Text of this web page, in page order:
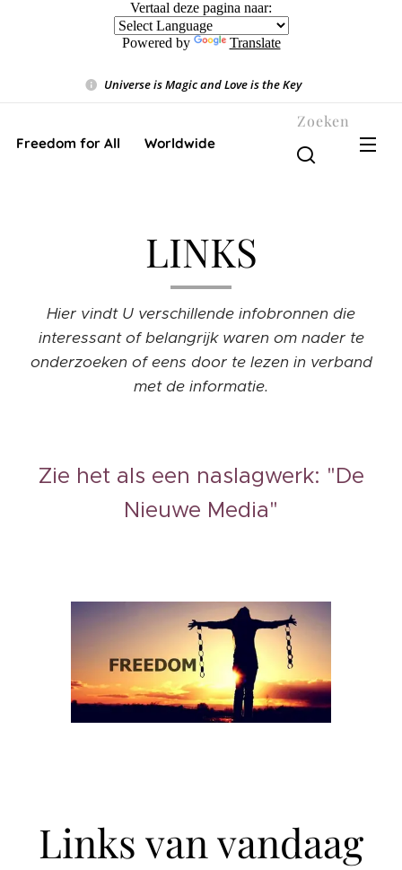
Vertaal deze pagina naar:
Powered by Translate
Universe is Magic and Love is the Key❤️
Freedom for All ❤️ Worldwide
Zoeken
LINKS
Hier vindt U verschillende infobronnen die
interessant of belangrijk waren om nader te
onderzoeken of eens door te lezen in verband
met de informatie.
Zie het als een naslagwerk: "De
Nieuwe Media"
Links van vandaag